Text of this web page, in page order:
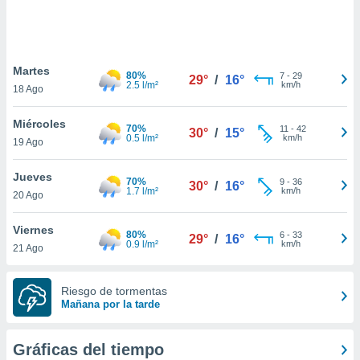
únicos
similares
como
sitio
de
posible
traten tus
en
Para
su
Martes
18 Ago
80%
2.5 l/m²
29° / 16° 7- 29
km/h
Miércoles
19 Ago
70%
0.5 l/m²
30° / 15° 11 - 42
km/h
Jueves
20 Ago
70%
1.7 l/m²
30° / 16° 9- 36
km/h
Viernes
21 Ago
80%
0.9 l/m²
29° / 16° 6- 33
km/h
Riesgo de tormentas
Mañana por la tarde
Gráficas del tiempo